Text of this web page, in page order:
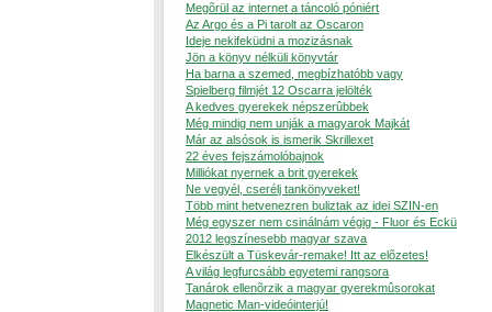
Megõrül az internet a táncoló póniért
Az Argo és a Pi tarolt az Oscaron
Ideje nekifeküdni a mozizásnak
Jön a könyv nélküli könyvtár
Ha barna a szemed, megbízhatóbb vagy
Spielberg filmjét 12 Oscarra jelölték
A kedves gyerekek népszerûbbek
Még mindig nem unják a magyarok Majkát
Már az alsósok is ismerik Skrillexet
22 éves fejszámolóbajnok
Milliókat nyernek a brit gyerekek
Ne vegyél, cserélj tankönyveket!
Több mint hetvenezren buliztak az idei SZIN-en
Még egyszer nem csinálnám végig - Fluor és Eckü
2012 legszínesebb magyar szava
Elkészült a Tüskevár-remake! Itt az elõzetes!
A világ legfurcsább egyetemi rangsora
Tanárok ellenõrzik a magyar gyerekmûsorokat
Magnetic Man-videóinterjú!